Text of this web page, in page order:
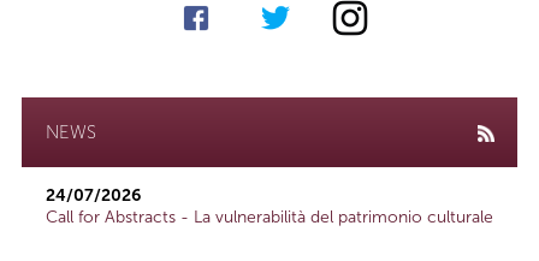
NEWS
24/07/2026
Call for Abstracts - La vulnerabilità del patrimonio culturale